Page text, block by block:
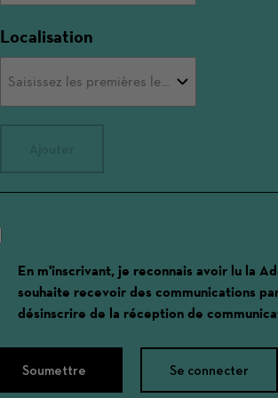
Localisation
En m'inscrivant, je reconnais avoir lu la
souhaite recevoir des communications
désinscrire de la réception de
Soumettre Se connecter